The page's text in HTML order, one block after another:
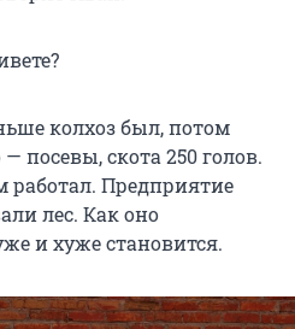
колхоз был, потом
посевы, скота 250 голов.
работал. Предприятие
лес. Как оно
и хуже становится.